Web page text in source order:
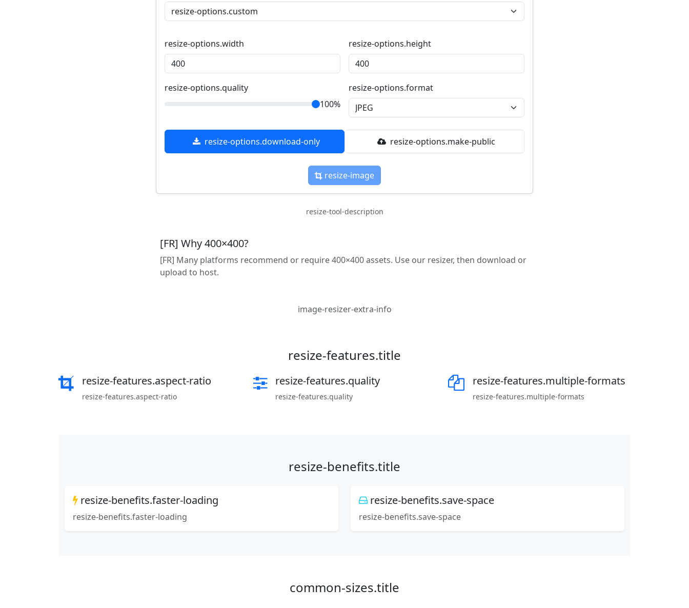
resize-options.width resize-options.height
resize-options.quality
100%
resize-options.format
resize-options.download-only resize-options.make-public
resize-image
resize-tool-description
[FR] Why 400×400?
[FR] Many platforms recommend or require 400×400 assets. Use our resizer, then download or
upload to host.
image-resizer-extra-info
resize-features.title
resize-features.aspect-ratio
resize-features.aspect-ratio
resize-features.quality
resize-features.quality
resize-features.multiple-formats
resize-features.multiple-formats
resize-benefits.title
resize-benefits.faster-loading
resize-benefits.faster-loading
resize-benefits.save-space
resize-benefits.save-space
common-sizes.title